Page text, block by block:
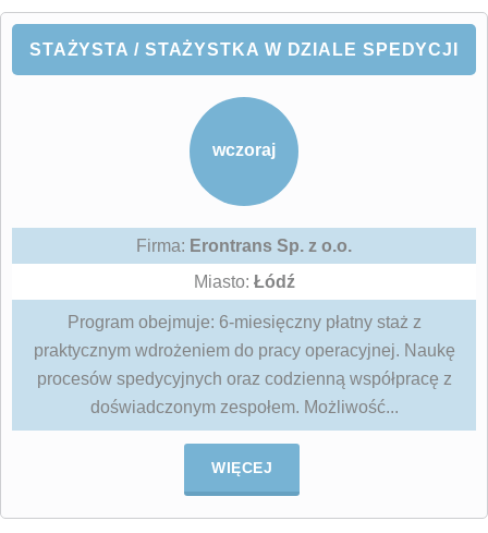
STAŻYSTA / STAŻYSTKA W DZIALE SPEDYCJI
wczoraj
Firma: Erontrans Sp. z o.o.
Miasto: Łódź
Program obejmuje: 6-miesięczny płatny staż z
praktycznym wdrożeniem do pracy operacyjnej. Naukę
procesów spedycyjnych oraz codzienną współpracę z
doświadczonym zespołem. Możliwość...
WIĘCEJ